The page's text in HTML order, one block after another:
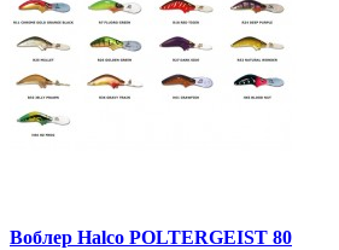
Воблер Halco POLTERGEIST 80